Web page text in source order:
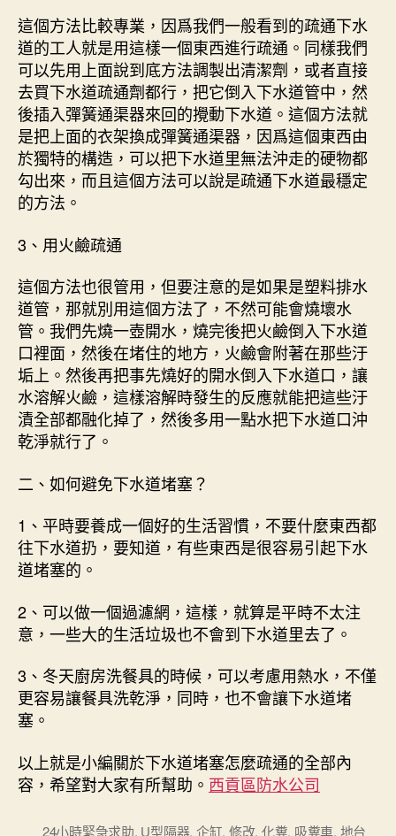
這個方法比較專業，因爲我們一般看到的疏通下水
道的工人就是用這樣一個東西進行疏通。同樣我們
可以先用上面說到底方法調製出清潔劑，或者直接
去買下水道疏通劑都行，把它倒入下水道管中，然
後插入彈簧通渠器來回的攪動下水道。這個方法就
是把上面的衣架換成彈簧通渠器，因爲這個東西由
於獨特的構造，可以把下水道里無法沖走的硬物都
勾出來，而且這個方法可以說是疏通下水道最穩定
的方法。
3、用火鹼疏通
這個方法也很管用，但要注意的是如果是塑料排水
道管，那就別用這個方法了，不然可能會燒壞水
管。我們先燒一壺開水，燒完後把火鹼倒入下水道
口裡面，然後在堵住的地方，火鹼會附著在那些汙
垢上。然後再把事先燒好的開水倒入下水道口，讓
水溶解火鹼，這樣溶解時發生的反應就能把這些汙
漬全部都融化掉了，然後多用一點水把下水道口沖
乾淨就行了。
二、如何避免下水道堵塞？
1、平時要養成一個好的生活習慣，不要什麼東西都
往下水道扔，要知道，有些東西是很容易引起下水
道堵塞的。
2、可以做一個過濾網，這樣，就算是平時不太注
意，一些大的生活垃圾也不會到下水道里去了。
3、冬天廚房洗餐具的時候，可以考慮用熱水，不僅
更容易讓餐具洗乾淨，同時，也不會讓下水道堵
塞。
以上就是小編關於下水道堵塞怎麼疏通的全部內
容，希望對大家有所幫助。 西貢區防水公司
24小時緊急求助, U型隔器, 企缸, 修改, 化糞, 吸糞車, 地台